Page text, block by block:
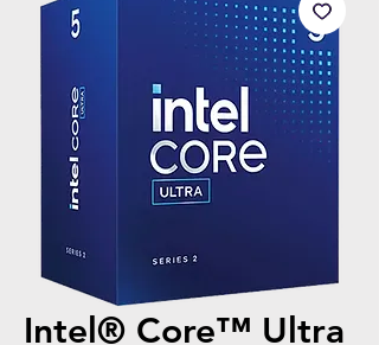
Intel® Core™ Ultra